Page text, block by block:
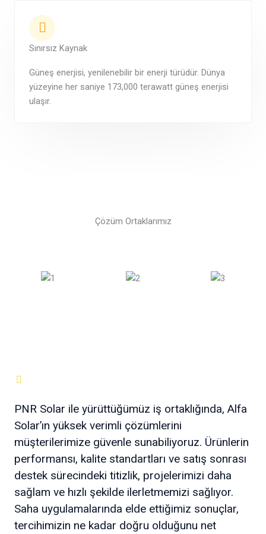
Sınırsız Kaynak
Güneş enerjisi, yenilenebilir bir enerji türüdür. Dünya
yüzeyine her saniye 173,000 terawatt güneş enerjisi
ulaşır.
Çözüm Ortaklarımız
PNR Solar ile yürüttüğümüz iş ortaklığında, Alfa
Solar’ın yüksek verimli çözümlerini
müşterilerimize güvenle sunabiliyoruz. Ürünlerin
performansı, kalite standartları ve satış sonrası
destek sürecindeki titizlik, projelerimizi daha
sağlam ve hızlı şekilde ilerletmemizi sağlıyor.
Saha uygulamalarında elde ettiğimiz sonuçlar,
tercihimizin ne kadar doğru olduğunu net